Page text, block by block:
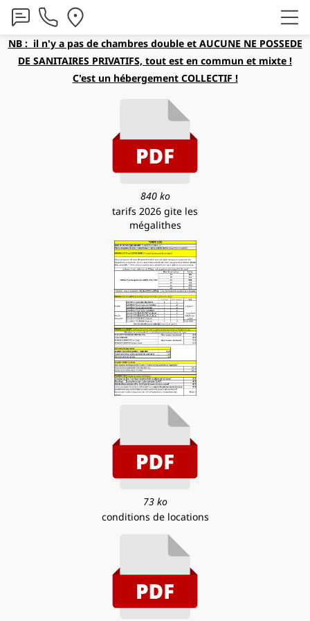
NB : il n'y a pas de chambres double et AUCUNE NE POSSEDE
DE SANITAIRES PRIVATIFS, tout est en commun et mixte !
C'est un hébergement COLLECTIF !
840 ko
tarifs 2026 gite les
mégalithes
73 ko
conditions de locations